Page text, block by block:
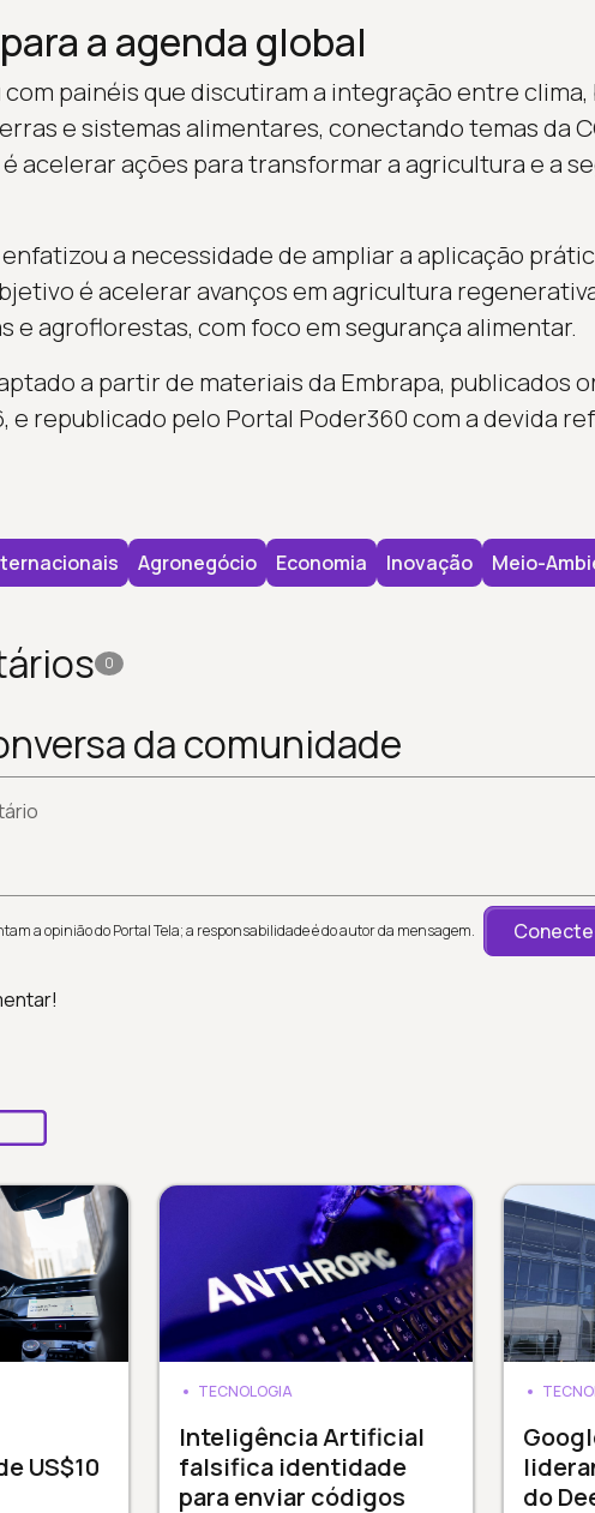
a agenda global
painéis que discutiram a integração entre
e sistemas alimentares, conectando temas da
acelerar ações para transformar a agricultura e a
a necessidade de ampliar a aplicação
é acelerar avanços em agricultura
e agroflorestas, com foco em segurança alimentar.
a partir de materiais da Embrapa, publicados
e republicado pelo Portal Poder360 com a devida
Agronegócio Economia Inovação Meio-
0
da comunidade
a opinião do Portal Tela; a responsabilidade é do autor da mensagem.
US$10
TECNOLOGIA
Inteligência Artificial
falsifica identidade
para enviar códigos
do